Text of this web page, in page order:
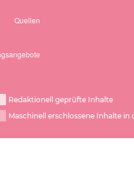
Redaktionell geprüfte Inhalte
Maschinell erschlossene Inhalte in